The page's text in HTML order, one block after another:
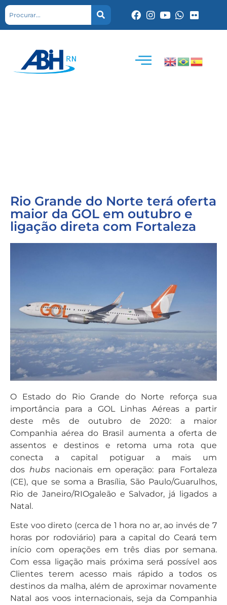
Rio Grande do Norte terá oferta
maior da GOL em outubro e
ligação direta com Fortaleza
O Estado do Rio Grande do Norte reforça sua
importância para a GOL Linhas Aéreas a partir
deste mês de outubro de 2020: a maior
Companhia aérea do Brasil aumenta a oferta de
assentos e destinos e retoma uma rota que
conecta a capital potiguar a mais um
dos hubsnacionais em operação: para Fortaleza
(CE), que se soma a Brasília, São Paulo/Guarulhos,
Rio de Janeiro/RIOgaleão e Salvador, já ligados a
Natal.
Este voo direto (cerca de 1 hora no ar, ao invés de 7
horas por rodoviário) para a capital do Ceará tem
início com operações em três dias por semana.
Com essa ligação mais próxima será possível aos
Clientes terem acesso mais rápido a todos os
destinos da malha, além de aproximar novamente
Natal aos voos internacionais, seja da Companhia